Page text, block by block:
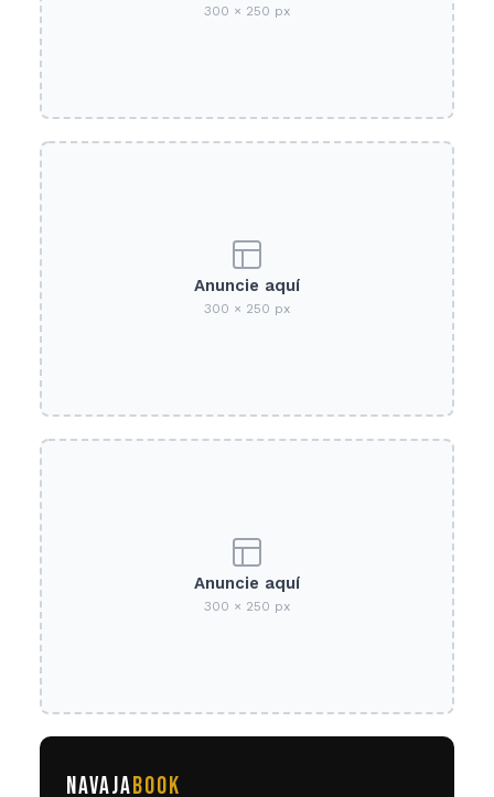
300 × 250 px
Anuncie aquí
300 × 250 px
Anuncie aquí
300 × 250 px
NAVAJABOOK